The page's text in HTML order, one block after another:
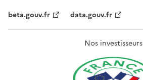
beta.gouv.fr
data.gouv.fr
Nos investisseurs